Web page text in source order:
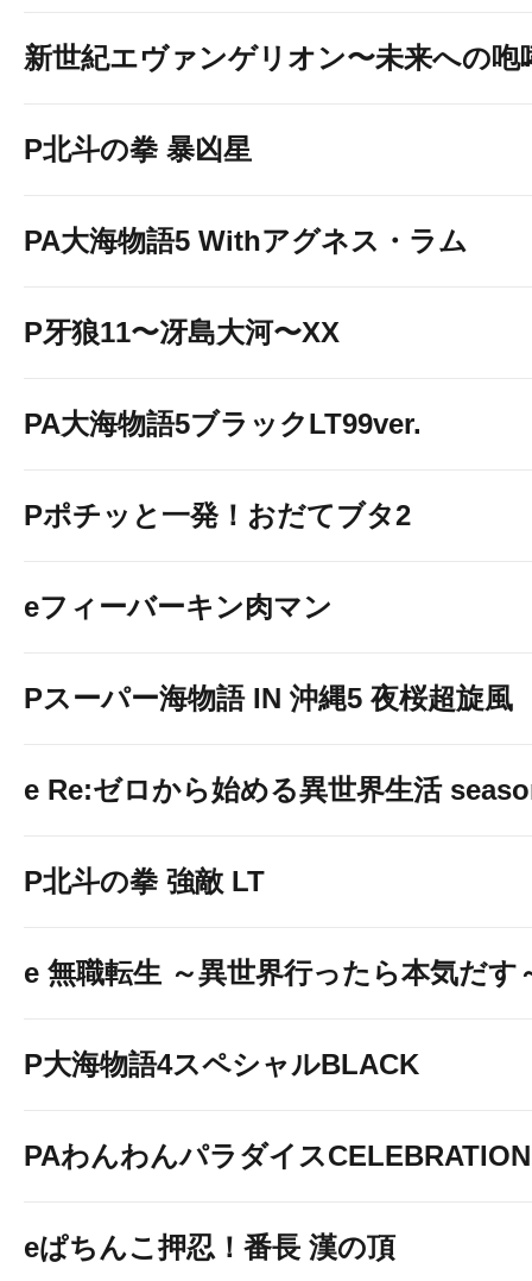
新世紀エヴァンゲリオン〜未来への咆
P北斗の拳 暴凶星
PA大海物語5 Withアグネス・ラム
P牙狼11〜冴島大河〜XX
PA大海物語5ブラックLT99ver.
Pポチッと一発！おだてブタ2
eフィーバーキン肉マン
Pスーパー海物語 IN 沖縄5 夜桜超旋風
e Re:ゼロから始める異世界生活
P北斗の拳 強敵 LT
e 無職転生 ～異世界行ったら本気だす
P大海物語4スペシャルBLACK
PAわんわんパラダイスCELEBRATION
eぱちんこ押忍！番長 漢の頂